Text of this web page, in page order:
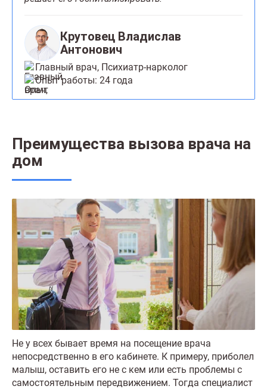
Крутовец Владислав
Антонович
Главный врач, Психиатр-нарколог
Опыт работы: 24 года
Преимущества вызова врача на
дом
Не у всех бывает время на посещение врача
непосредственно в его кабинете. К примеру, приболел
малыш, оставить его не с кем или есть проблемы с
самостоятельным передвижением. Тогда специалист